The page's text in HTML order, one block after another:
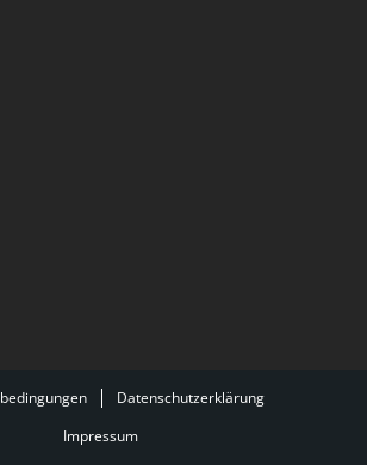
Datenschutzerklärung
Impressum